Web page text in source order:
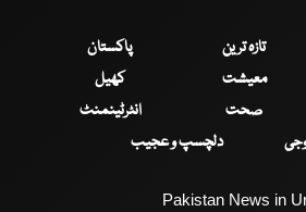
تازہ ترین
پاکستان
معیشت
کھیل
صحت
انٹرٹینمنٹ
دلچسپ و عجیب
Pakistan News in